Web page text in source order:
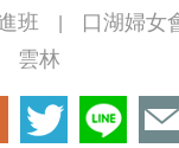
班 口湖婦女
雲林